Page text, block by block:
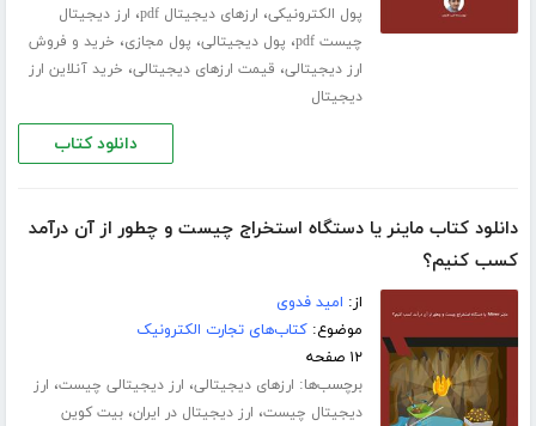
پول الکترونیکی، ارزهای دیجیتال pdf ، ارز دیجیتال
چیست pdf
، پول دیجیتالی، پول مجازی، خرید و فروش
ارز دیجیتالی، قیمت ارزهای دیجیتالی، خرید آنلاین ارز
دیجیتال
دانلود کتاب
دانلود کتاب ماینر یا دستگاه استخراج چیست و چطور از آن درآمد
کسب کنیم؟
از: امید فدوی
موضوع:کتاب‌های تجارت الکترونیک
۱۲ صفحه
برچسب‌ها: ارزهای دیجیتالی، ارز دیجیتالی چیست، ارز
دیجیتال چیست، ارز دیجیتال در ایران،بیت کوین